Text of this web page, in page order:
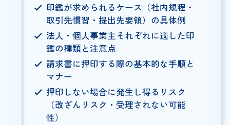
印鑑が求められるケース（社内規程・
取引先慣習・提出先要領）の具体例
法人・個人事業主それぞれに適した印
鑑の種類と注意点
請求書に押印する際の基本的な手順と
マナー
押印しない場合に発生し得るリスク
（改ざんリスク・受理されない可能
性）